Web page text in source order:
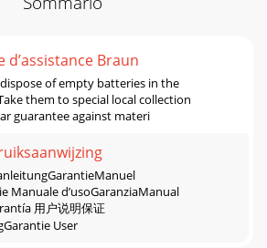
d’assistance Braun
of empty batteries in the
them to special local collection
guarantee against materi
Manuale d’usoGaranziaManual
用户说明保证
User